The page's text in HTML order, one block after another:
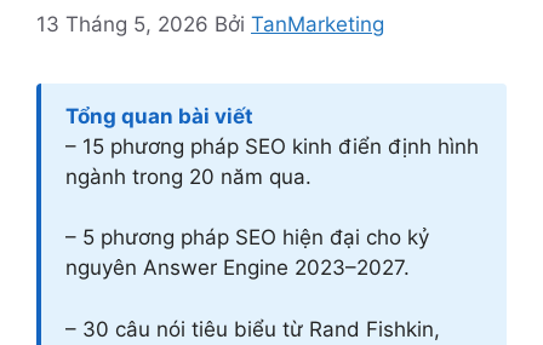
13 Tháng 5, 2026 Bởi TanMarketing
Tổng quan bài viết
– 15 phương pháp SEO kinh điển định hình
ngành trong 20 năm qua.
– 5 phương pháp SEO hiện đại cho kỷ
nguyên Answer Engine 2023–2027.
– 30 câu nói tiêu biểu từ Rand Fishkin,